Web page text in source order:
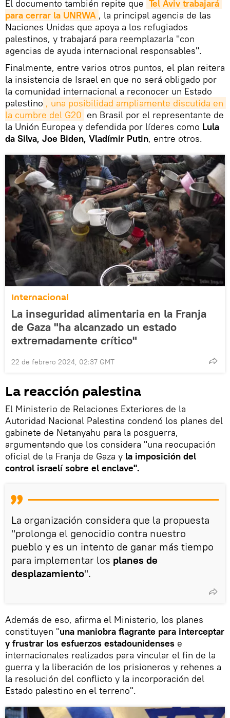
El documento también repite que Tel Aviv trabajará
para cerrar la UNRWA , la principal agencia de las
Naciones Unidas que apoya a los refugiados
palestinos, y trabajará para reemplazarla "con
agencias de ayuda internacional responsables".
Finalmente, entre varios otros puntos, el plan reitera
la insistencia de Israel en que no será obligado por
la comunidad internacional a reconocer un Estado
palestino , una posibilidad ampliamente discutida en
la cumbre del G20 en Brasil por el representante de
la Unión Europea y defendida por líderes como Lula
da Silva, Joe Biden, Vladímir Putin, entre otros.
Internacional
La inseguridad alimentaria en la Franja
de Gaza "ha alcanzado un estado
extremadamente crítico"
22 de febrero 2024, 02:37 GMT
La reacción palestina
El Ministerio de Relaciones Exteriores de la
Autoridad Nacional Palestina condenó los planes del
gabinete de Netanyahu para la posguerra,
argumentando que los considera "una reocupación
oficial de la Franja de Gaza y la imposición del
control israelí sobre el enclave".
La organización considera que la propuesta
"prolonga el genocidio contra nuestro
pueblo y es un intento de ganar más tiempo
para implementar los planes de
desplazamiento".
Además de eso, afirma el Ministerio, los planes
constituyen "una maniobra flagrante para interceptar
y frustrar los esfuerzos estadounidenses e
internacionales realizados para vincular el fin de la
guerra y la liberación de los prisioneros y rehenes a
la resolución del conflicto y la incorporación del
Estado palestino en el terreno".